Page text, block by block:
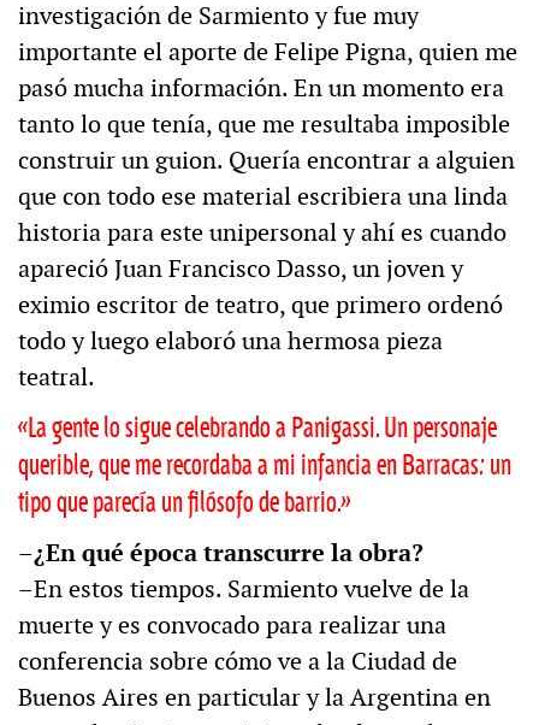
investigación de Sarmiento y fue muy
importante el aporte de Felipe Pigna, quien me
pasó mucha información. En un momento era
tanto lo que tenía, que me resultaba imposible
construir un guion. Quería encontrar a alguien
que con todo ese material escribiera una linda
historia para este unipersonal y ahí es cuando
apareció Juan Francisco Dasso, un joven y
eximio escritor de teatro, que primero ordenó
todo y luego elaboró una hermosa pieza
teatral.
«La gente lo sigue celebrando a Panigassi. Un personaje
querible, que me recordaba a mi infancia en Barracas: un
tipo que parecía un filósofo de barrio.»
–¿En qué época transcurre la obra?
–En estos tiempos. Sarmiento vuelve de la
muerte y es convocado para realizar una
conferencia sobre cómo ve a la Ciudad de
Buenos Aires en particular y la Argentina en